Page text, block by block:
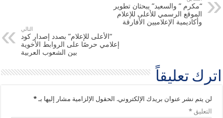
“مكرم ” والسعيد” يبحثان تطوير
الموقع الرسمي للأعلى للإعلام
وأكاديمية الإعلاميين الأفارقة
التالي
“الأعلى للإعلام” بصدد إصدار كود
إعلامي حرصًا على الروابط الأخوية
بين الشعوب العربية
اترك تعليقاً
لن يتم نشر عنوان بريدك الإلكتروني. الحقول الإلزامية مشار إليها بـ*
التعليق*